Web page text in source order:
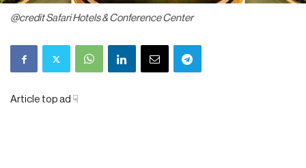
@credit Safari Hotels & Conference Center
Article top ad ☟